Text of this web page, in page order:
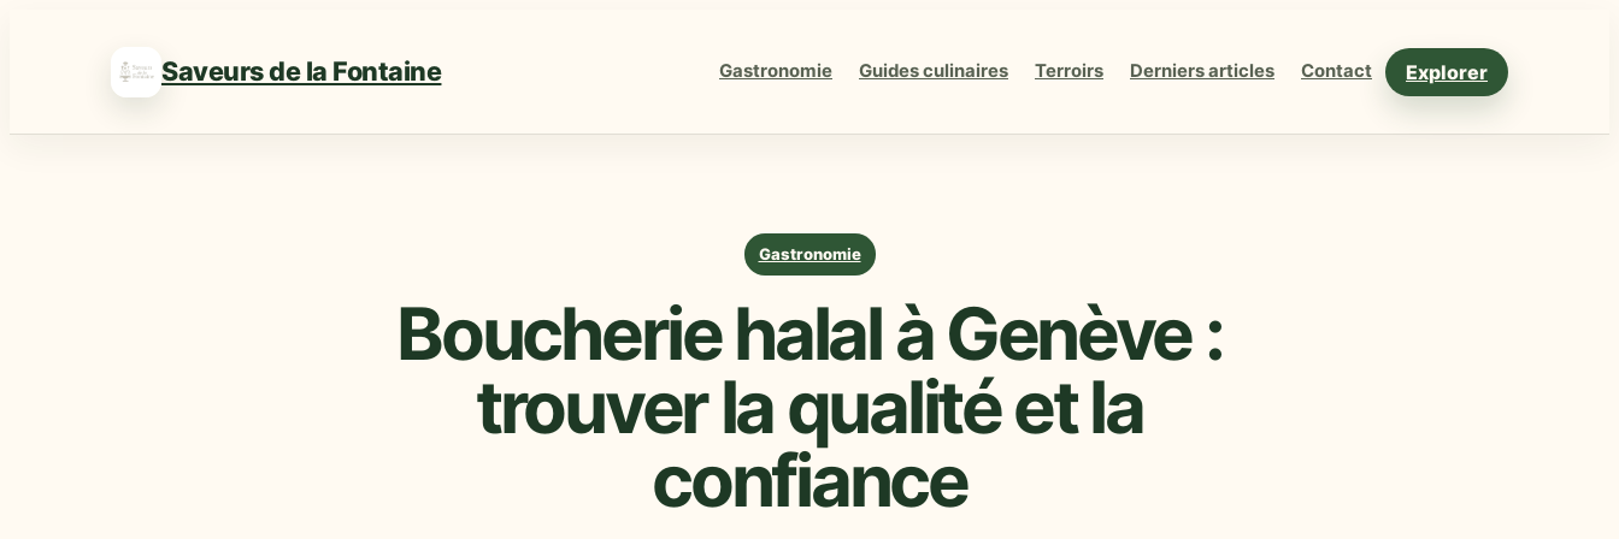
Saveurs de la Fontaine Gastronomie Guides culinaires Terroirs Derniers articles Contact Explorer
Gastronomie
Boucherie halal à Genève :
trouver la qualité et la
confiance